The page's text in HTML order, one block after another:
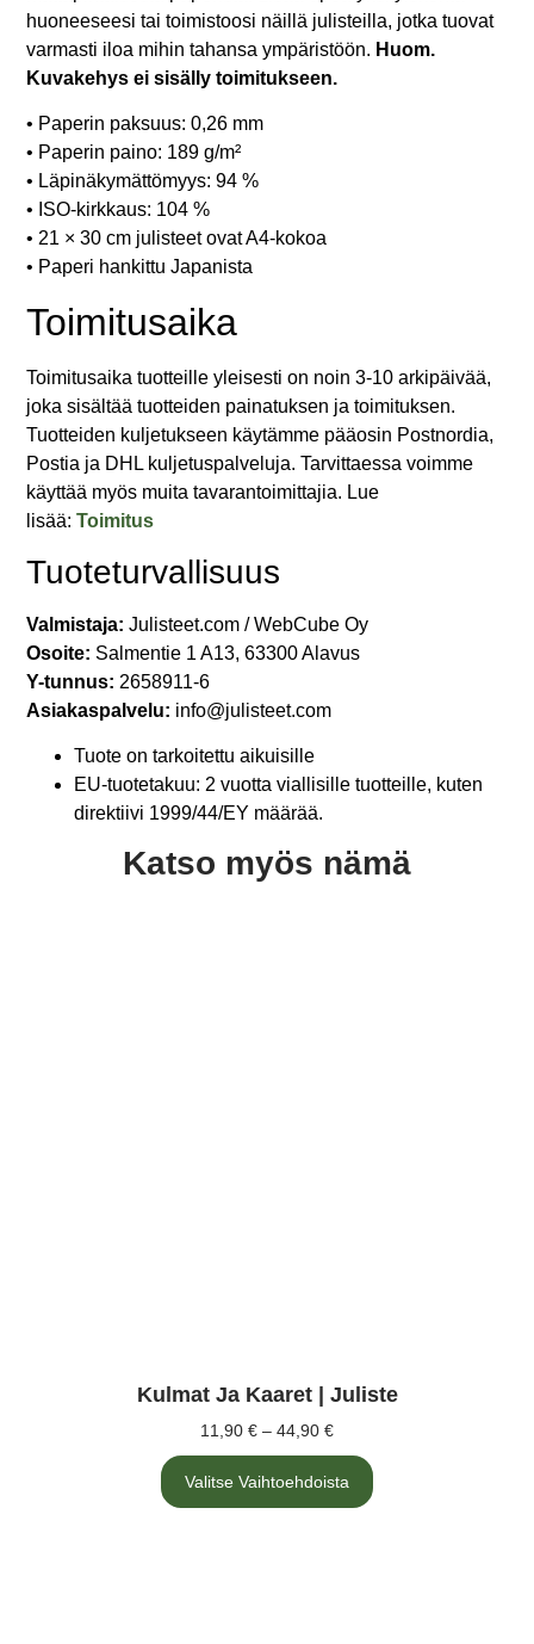
huoneeseesi tai toimistoosi näillä julisteilla, jotka tuovat
varmasti iloa mihin tahansa ympäristöön. Huom.
Kuvakehys ei sisälly toimitukseen.
• Paperin paksuus: 0,26 mm
• Paperin paino: 189 g/m²
• Läpinäkymättömyys: 94 %
• ISO-kirkkaus: 104 %
• 21 × 30 cm julisteet ovat A4-kokoa
• Paperi hankittu Japanista
Toimitusaika
Toimitusaika tuotteille yleisesti on noin 3-10 arkipäivää,
joka sisältää tuotteiden painatuksen ja toimituksen.
Tuotteiden kuljetukseen käytämme pääosin Postnordia,
Postia ja DHL kuljetuspalveluja. Tarvittaessa voimme
käyttää myös muita tavarantoimittajia. Lue
lisää:Toimitus
Tuoteturvallisuus
Valmistaja: Julisteet.com / WebCube Oy
Osoite: Salmentie 1 A13, 63300 Alavus
Y-tunnus: 2658911-6
Asiakaspalvelu: info@julisteet.com
Tuote on tarkoitettu aikuisille
EU-tuotetakuu: 2 vuotta viallisille tuotteille, kuten
direktiivi 1999/44/EY määrää.
Katso myös nämä
Kulmat Ja Kaaret | Juliste
11,90 € – 44,90 €
Valitse Vaihtoehdoista